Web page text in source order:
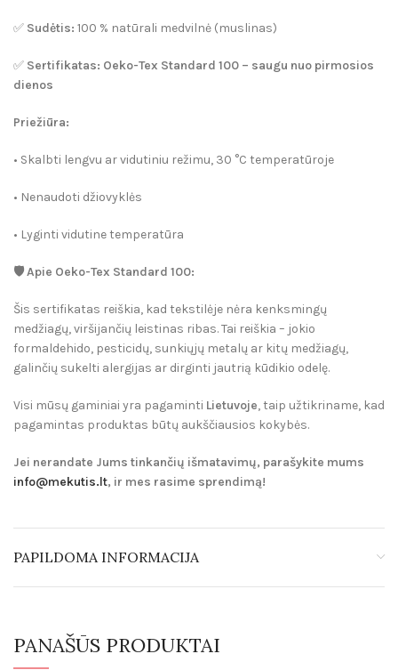
✅ Sudėtis: 100 % natūrali medvilnė (muslinas)
✅ Sertifikatas: Oeko-Tex Standard 100 – saugu nuo pirmosios
dienos
Priežiūra:
• Skalbti lengvu ar vidutiniu režimu, 30 °C temperatūroje
• Nenaudoti džiovyklės
• Lyginti vidutine temperatūra
🛡️Apie Oeko-Tex Standard 100:
Šis sertifikatas reiškia, kad tekstilėje nėra kenksmingų
medžiagų, viršijančių leistinas ribas. Tai reiškia – jokio
formaldehido, pesticidų, sunkiųjų metalų ar kitų medžiagų,
galinčių sukelti alergijas ar dirginti jautrią kūdikio odelę.
Visi mūsų gaminiai yra pagaminti Lietuvoje, taip užtikriname, kad
pagamintas produktas būtų aukščiausios kokybės.
Jei nerandate Jums tinkančių išmatavimų, parašykite mums
info@mekutis.lt, ir mes rasime sprendimą!
PAPILDOMA INFORMACIJA
PANAŠŪS PRODUKTAI